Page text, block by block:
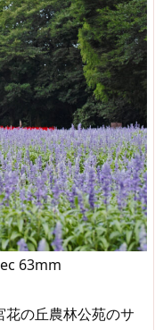
63mm
の丘農林公苑のサ